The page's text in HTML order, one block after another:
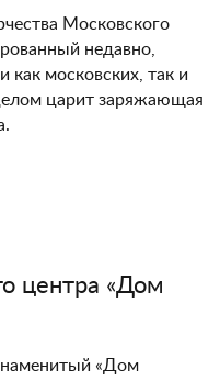
Московского
недавно,
как московских, так и
царит заряжающая
центра «Дом
«Дом